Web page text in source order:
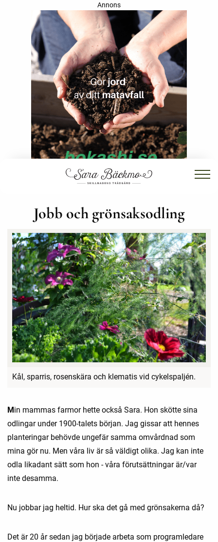
Annons
Jobb och grönsaksodling
Kål, sparris, rosenskära och klematis vid cykelspaljén.
Min mammas farmor hette också Sara. Hon skötte sina
odlingar under 1900-talets början. Jag gissar att hennes
planteringar behövde ungefär samma omvårdnad som
mina gör nu. Men våra liv är så väldigt olika. Jag kan inte
odla likadant sätt som hon - våra förutsättningar är/var
inte desamma.
Nu jobbar jag heltid. Hur ska det gå med grönsakerna då?
Det är 20 år sedan jag började arbeta som programledare